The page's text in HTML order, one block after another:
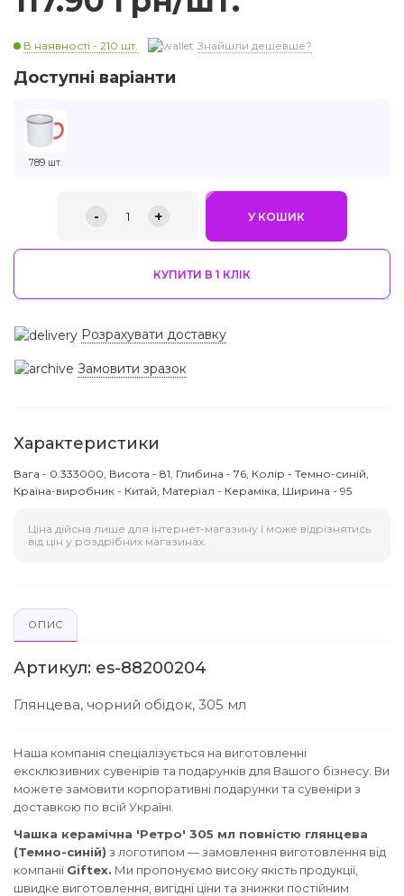
В наявності - 210 шт. Знайшли дешевше?
Доступні варіанти
789 шт.
- 1 + У КОШИК
КУПИТИ В 1 КЛIК
Розрахувати доставку
Замовити зразок
Характеристики
Вага - 0.333000, Висота - 81, Глибина - 76, Колір - Темно-синій,
Країна-виробник - Китай, Матеріал - Кераміка, Ширина - 95
Ціна дійсна лише для інтернет-магазину і може відрізнятись
від цін у роздрібних магазинах.
ОПИС
Артикул: es-88200204
Глянцева, чорний обідок, 305 мл
Наша компанія спеціалізується на виготовленні
ексклюзивних сувенірів та подарунків для Вашого бізнесу. Ви
можете замовити корпоративні подарунки та сувеніри з
доставкою по всій Україні.
Чашка керамічна 'Ретро' 305 мл повністю глянцева
(Темно-синій) з логотипом — замовлення виготовлення від
компанії Giftex. Ми пропонуємо високу якість продукції,
швидке виготовлення, вигідні ціни та знижки постійним